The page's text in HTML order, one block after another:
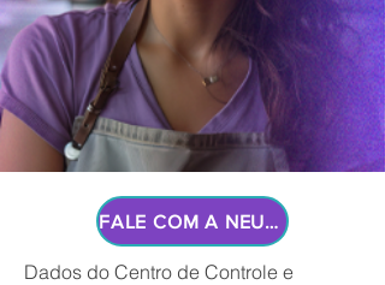
FALE COM A NEUROHABILITAR
Dados do Centro de Controle e